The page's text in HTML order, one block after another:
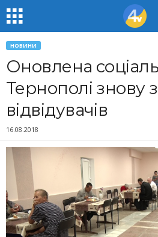
НОВИНИ
Оновлена
Тернополі знову
відвідувачів
16.08.2018